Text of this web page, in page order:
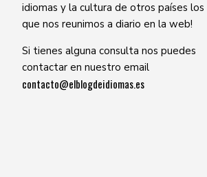
idiomas y la cultura de otros países los
que nos reunimos a diario en la web!
Si tienes alguna consulta nos puedes
contactar en nuestro email
contacto@elblogdeidiomas.es